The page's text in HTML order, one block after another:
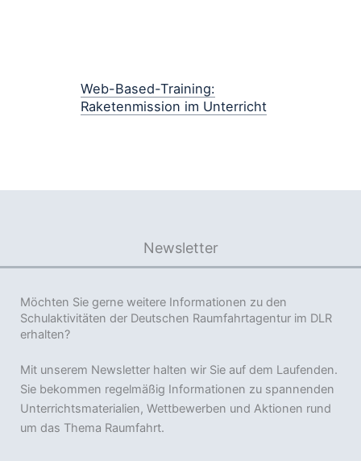
Web-Based-Training:
Raketenmission im Unterricht
Newsletter
Möchten Sie gerne weitere Informationen zu den
Schulaktivitäten der Deutschen Raumfahrtagentur im DLR
erhalten?
Mit unserem Newsletter halten wir Sie auf dem Laufenden.
Sie bekommen regelmäßig Informationen zu spannenden
Unterrichtsmaterialien, Wettbewerben und Aktionen rund
um das Thema Raumfahrt.